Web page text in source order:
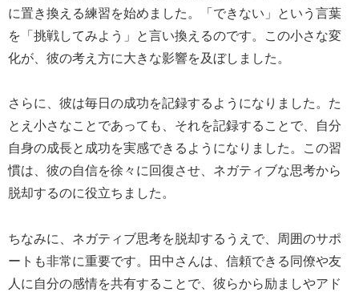
に置き換える練習を始めました。「できない」という言葉
を「挑戦してみよう」と言い換えるのです。この小さな変
化が、彼の考え方に大きな影響を及ぼしました。
さらに、彼は毎日の成功を記録するようになりました。た
とえ小さなことであっても、それを記録することで、自分
自身の成長と成功を実感できるようになりました。この習
慣は、彼の自信を徐々に回復させ、ネガティブな思考から
脱却するのに役立ちました。
ちなみに、ネガティブ思考を脱却するうえで、周囲のサポ
ートも非常に重要です。田中さんは、信頼できる同僚や友
人に自分の感情を共有することで、彼らから励ましやアド